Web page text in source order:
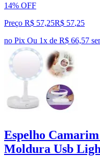
14% OFF
Preço R$ 57,25R$ 57,25
no Pix Ou 1x de R$ 66,57
Espelho
Moldura Usb